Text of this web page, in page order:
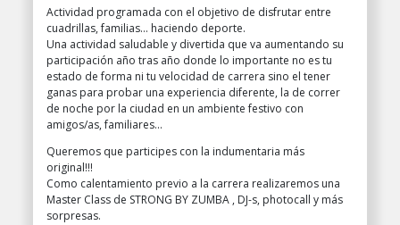
Actividad programada con el objetivo de disfrutar entre
cuadrillas, familias… haciendo deporte.
Una actividad saludable y divertida que va aumentando su
participación año tras año donde lo importante no es tu
estado de forma ni tu velocidad de carrera sino el tener
ganas para probar una experiencia diferente, la de correr
de noche por la ciudad en un ambiente festivo con
amigos/as, familiares…
Queremos que participes con la indumentaria más
original!!!
Como calentamiento previo a la carrera realizaremos una
Master Class de STRONG BY ZUMBA , DJ-s, photocall y más
sorpresas.